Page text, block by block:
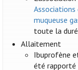
Associations
muqueuse
toute la
Allaitement
Ibuprofène
été rapporté